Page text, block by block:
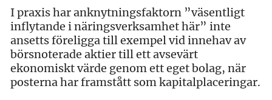
I praxis har anknytningsfaktorn ”väsentligt
inflytande i näringsverksamhet här” inte
ansetts föreligga till exempel vid innehav av
börsnoterade aktier till ett avsevärt
ekonomiskt värde genom ett eget bolag, när
posterna har framstått som kapitalplaceringar.